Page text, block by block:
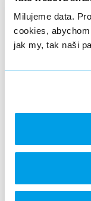
Milujeme data.
cookies,
jak my, tak naši
Kam ti
Odesláním